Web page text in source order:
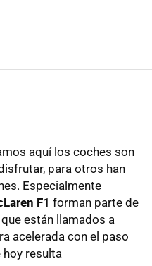
aquí los coches son
para otros han
Especialmente
F1 forman parte de
están llamados a
acelerada con el paso
hoy resulta